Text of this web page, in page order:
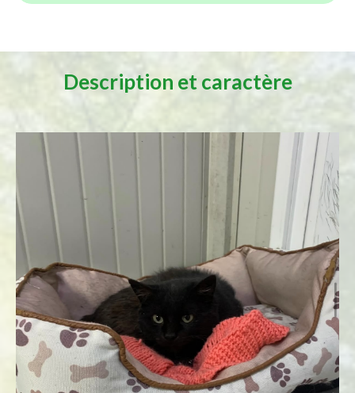
Description et caractère